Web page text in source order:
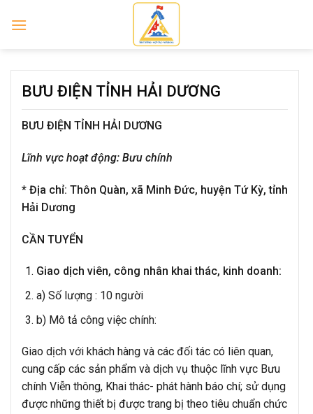
BƯU ĐIỆN TỈNH HẢI DƯƠNG
BƯU ĐIỆN TỈNH HẢI DƯƠNG
Lĩnh vực hoạt động: Bưu chính
* Địa chỉ: Thôn Quàn, xã Minh Đức, huyện Tứ Kỳ, tỉnh
Hải Dương
CẦN TUYỂN
Giao dịch viên, công nhân khai thác, kinh doanh:
a) Số lượng : 10 người
b) Mô tả công việc chính:
Giao dịch với khách hàng và các đối tác có liên quan,
cung cấp các sản phẩm và dịch vụ thuộc lĩnh vực Bưu
chính Viễn thông, Khai thác- phát hành báo chí; sử dụng
được những thiết bị được trang bị theo tiêu chuẩn chức